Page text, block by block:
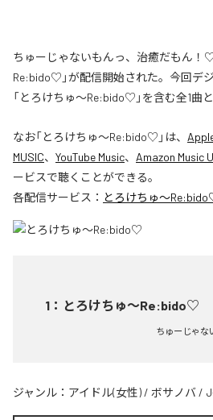
ちゅーじゃないもんっ、治癒だもん！
Re:bido♡」が配信開始された。今回デ
「とろけちゅ〜Re:bido♡」を含む全1曲
なお「とろけちゅ〜Re:bido♡ 」は、
MUSIC、 YouTube Music、 Amazon Music
ービスで聴くことができる。
各配信サービス： とろけちゅ〜
1 ： とろけちゅ〜Re:bido♡
ちゅーじゃ
ジャンル： アイドル(女性) / ボサノバ /